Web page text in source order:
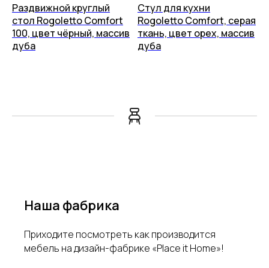
Раздвижной круглый
стол Rogoletto Comfort
100, цвет чёрный, массив
дуба
Стул для кухни
Rogoletto Comfort, серая
ткань, цвет орех, массив
дуба
Наша фабрика
Приходите посмотреть как производится
мебель на дизайн-фабрике «Place it Home»!